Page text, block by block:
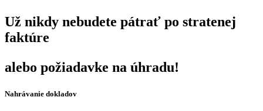
Už nikdy nebudete pátrať po stratenej
faktúre
alebo požiadavke na úhradu!
Nahrávanie dokladov